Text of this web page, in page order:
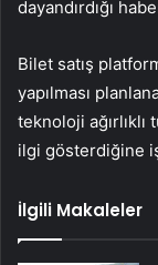
dayandırdığı
Bilet satış
yapılması
teknoloji ağırlıklı
ilgi gösterdiğine
İlgili Makaleler